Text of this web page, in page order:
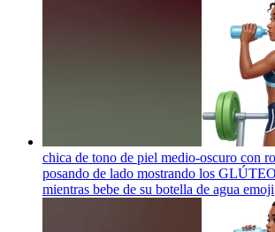
chica de tono de piel medio-oscuro con
posando de lado mostrando los
mientras bebe de su botella de agua emoji